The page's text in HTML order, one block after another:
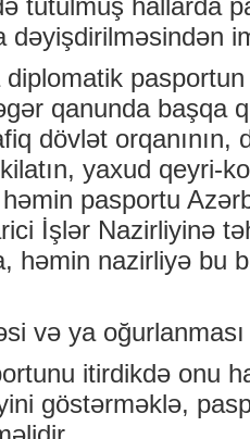
tutulmuş hallarda
dəyişdirilməsindən
qanunda başqa
dövlət orqanının,
yaxud qeyri-
pasportu
İşlər Nazirliyinə
həmin nazirliyə bu
və ya oğurlanması
itirdikdə onu
göstərməklə,